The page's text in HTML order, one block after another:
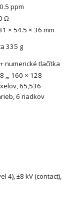
ppm
Ω
× 54.5 × 36 mm
335 g
numerické tlačítka
„, 160 × 128
65,536
6 riadkov
4), ±8 kV (contact),